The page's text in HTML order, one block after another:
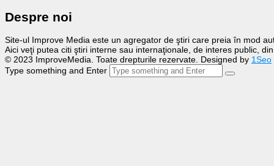
Despre noi
Site-ul Improve Media este un agregator de ştiri care preia în mod
Aici veţi putea citi ştiri interne sau internaţionale, de interes public,
© 2023 ImproveMedia. Toate drepturile rezervate. Designed by 1Seo
Type something and Enter